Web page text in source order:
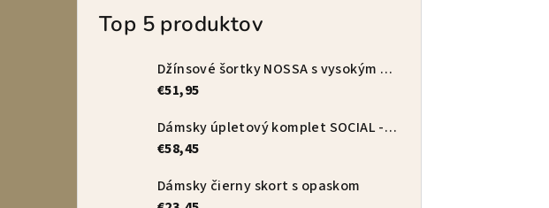
Top 5 produktov
Džínsové šortky NOSSA s vysokým pásom – vanilkové
€51,95
Dámsky úpletový komplet SOCIAL - sivý
€58,45
Dámsky čierny skort s opaskom